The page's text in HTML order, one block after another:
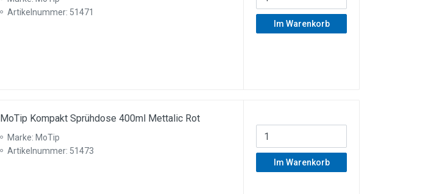
Artikelnummer: 51471
Im Warenkorb
MoTip Kompakt Sprühdose 400ml Mettalic Rot
Marke: MoTip
Artikelnummer: 51473
Im Warenkorb